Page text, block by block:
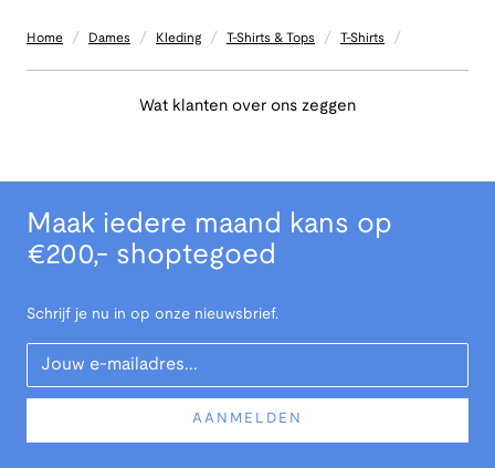
Home / Dames / Kleding / T-Shirts & Tops / T-Shirts /
Wat klanten over ons zeggen
Maak iedere maand kans op
€200,- shoptegoed
Schrijf je nu in op onze nieuwsbrief.
Your Email
AANMELDEN